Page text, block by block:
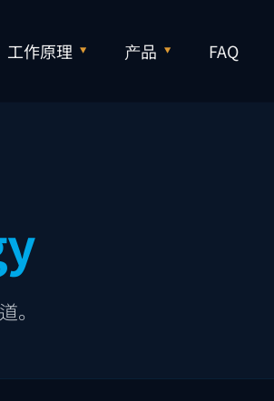
工作原理 产品 FAQ
。